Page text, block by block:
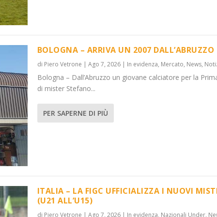
,Notizie
MISTER...
,News
BOLOGNA – ARRIVA UN 2007 DALL’ABRUZZO
di Piero Vetrone | Ago 7, 2026| In evidenza, Mercato, News,
Bologna – Dall’Abruzzo un giovane calciatore per la
di mister Stefano...
PER SAPERNE DI PIÙ
ITALIA – LA FIGC UFFICIALIZZA I NUOVI
(U21 ALL’U15)
di Piero Vetrone | Ago 7, 2026| In evidenza, Nazionali Under,